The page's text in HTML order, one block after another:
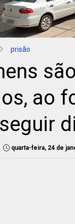
prisão
ao
quarta-feira, 24 de